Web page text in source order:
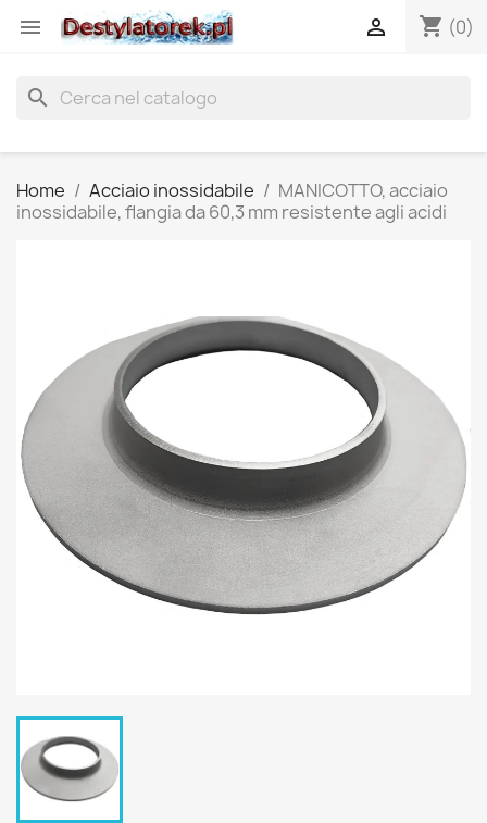
 shopping_cart (0)

search
Home Acciaio inossidabile
MANICOTTO, acciaio
inossidabile, flangia da 60,3 mm resistente agli acidi